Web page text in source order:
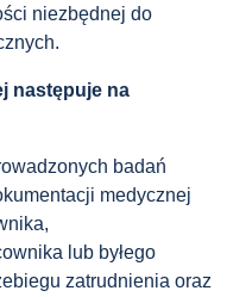
niezbędnej do
następuje na
badań
medycznej
lub byłego
zatrudnienia oraz